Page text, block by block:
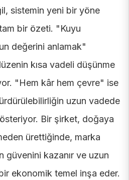
sistemin yeni bir yöne
bir özeti. "Kuyu
değerini anlamak"
kısa vadeli düşünme
"Hem kâr hem çevre" ise
uzun vadede
Bir şirket, doğaya
ürettiğinde, marka
güvenini kazanır ve uzun
ekonomik temel inşa eder.